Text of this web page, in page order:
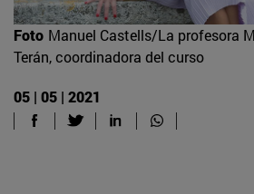
Foto Manuel Castells/La profesora
Terán, coordinadora del curso
05 | 05 | 2021